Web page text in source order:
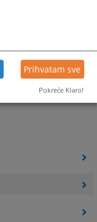
Prihvatam sve
Pokreće Klaro!